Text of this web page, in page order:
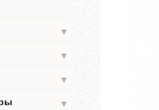
▼
▼
▼
▼